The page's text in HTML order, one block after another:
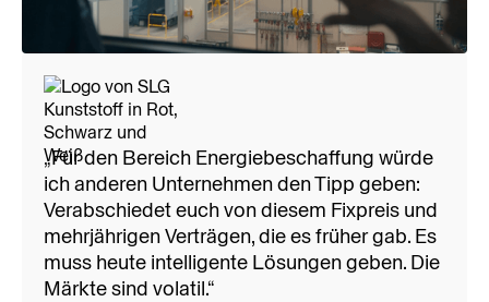
„Für den Bereich Energiebeschaffung würde
ich anderen Unternehmen den Tipp geben:
Verabschiedet euch von diesem Fixpreis und
mehrjährigen Verträgen, die es früher gab. Es
muss heute intelligente Lösungen geben. Die
Märkte sind volatil.“
> 50.000 €
Energiekosten gespart